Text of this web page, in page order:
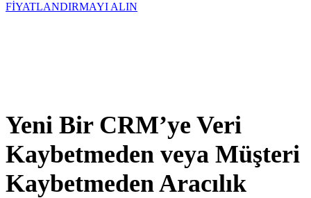
FİYATLANDIRMAYI ALIN
Yeni Bir CRM’ye Veri
Kaybetmeden veya Müşteri
Kaybetmeden Aracılık